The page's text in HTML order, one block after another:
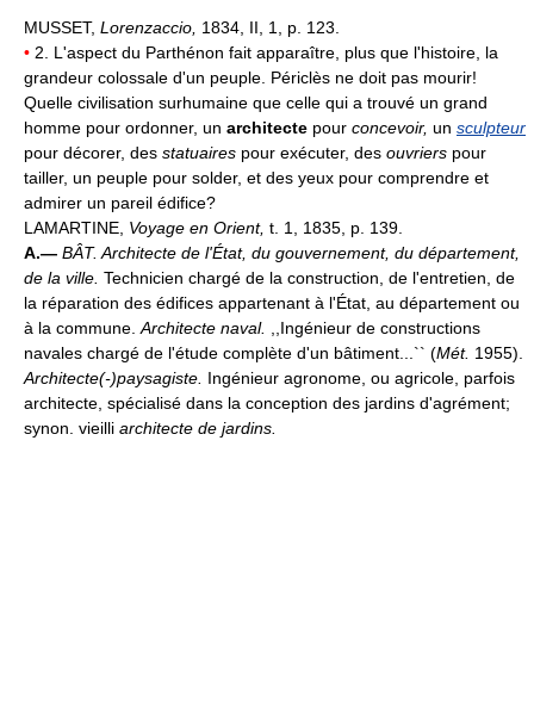
MUSSET, Lorenzaccio, 1834, II, 1, p. 123.
• 2. L'aspect du Parthénon fait apparaître, plus que l'histoire, la
grandeur colossale d'un peuple. Périclès ne doit pas mourir!
Quelle civilisation surhumaine que celle qui a trouvé un grand
homme pour ordonner, un architecte pour concevoir, un sculpteur
pour décorer, des statuaires pour exécuter, des ouvriers pour
tailler, un peuple pour solder, et des yeux pour comprendre et
admirer un pareil édifice?
LAMARTINE, Voyage en Orient, t. 1, 1835, p. 139.
A.— BÂT. Architecte de l'État, du gouvernement, du département,
de la ville. Technicien chargé de la construction, de l'entretien, de
la réparation des édifices appartenant à l'État, au département ou
à la commune. Architecte naval.
,,Ingénieur de constructions
navales chargé de l'étude complète d'un bâtiment...`` (Mét. 1955).
Architecte(-)paysagiste. Ingénieur agronome, ou agricole, parfois
architecte, spécialisé dans la conception des jardins d'agrément;
synon. vieilli architecte de jardins.